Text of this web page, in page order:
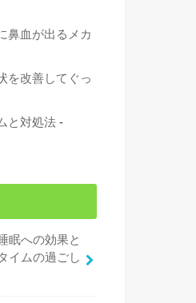
鼻血が出るメカ
を改善してぐっ
と対処法 -
眠への効果と
イムの過ごし